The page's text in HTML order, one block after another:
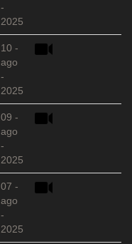
-
2025
10 -
ago
-
2025
09 -
ago
-
2025
07 -
ago
-
2025